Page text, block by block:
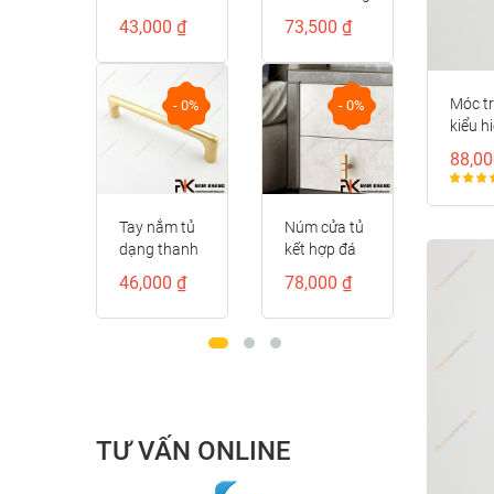
dài NK170-D
43,000 ₫
- 0%
Tay nắm tủ
dạng thanh
vàng mờ
NK211-VM
46,000 ₫
NK356-V
73,500 ₫
- 0%
Núm cửa tủ
kết hợp đá
NK439V-
78,000 ₫
- 0%
122,000 ₫
TƯ VẤN ONLINE
Móc
kiểu